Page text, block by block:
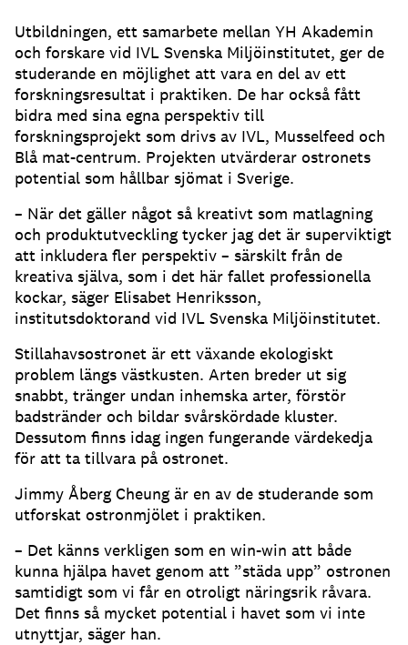
Utbildningen, ett samarbete mellan YH Akademin
och forskare vid IVL Svenska Miljöinstitutet, ger de
studerande en möjlighet att vara en del av ett
forskningsresultat i praktiken. De har också fått
bidra med sina egna perspektiv till
forskningsprojekt som drivs av IVL, Musselfeed och
Blå mat-centrum. Projekten utvärderar ostronets
potential som hållbar sjömat i Sverige.
– När det gäller något så kreativt som matlagning
och produktutveckling tycker jag det är superviktigt
att inkludera fler perspektiv – särskilt från de
kreativa själva, som i det här fallet professionella
kockar, säger Elisabet Henriksson,
institutsdoktorand vid IVL Svenska Miljöinstitutet.
Stillahavsostronet är ett växande ekologiskt
problem längs västkusten. Arten breder ut sig
snabbt, tränger undan inhemska arter, förstör
badstränder och bildar svårskördade kluster.
Dessutom finns idag ingen fungerande värdekedja
för att ta tillvara på ostronet.
Jimmy Åberg Cheung är en av de studerande som
utforskat ostronmjölet i praktiken.
– Det känns verkligen som en win-win att både
kunna hjälpa havet genom att ”städa upp” ostronen
samtidigt som vi får en otroligt näringsrik råvara.
Det finns så mycket potential i havet som vi inte
utnyttjar, säger han.